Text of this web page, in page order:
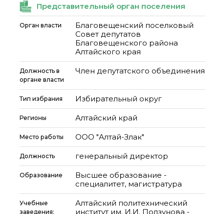
Представительный орган поселения
Орган власти
Благовещенский поселковый
Совет депутатов
Благовещенского района
Алтайского края
Должность в
органе власти
Член депутатского объединения
Тип избрания Избирательный округ
Регионы Алтайский край
Место работы ООО "Алтай-Злак"
Должность генеральный директор
Образование
Высшее образование -
специалитет, магистратура
Учебные
заведения:
Алтайский политехнический
институт им. И.И. Ползунова -